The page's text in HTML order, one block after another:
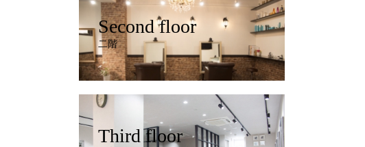
Second floor
二階
Third floor